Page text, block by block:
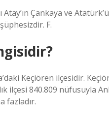
Çankaya ve
F.
Keçiören ilçesidir.
ilçesi 840.809 nüfusuyla
fazladır.